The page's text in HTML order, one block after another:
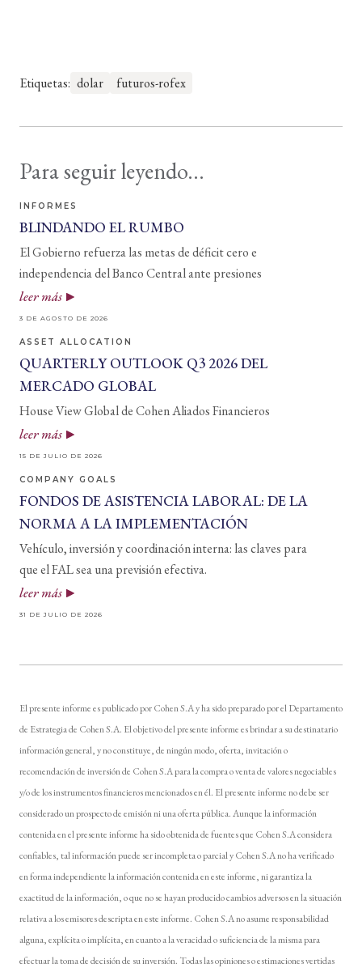
Etiquetas: dolar futuros-rofex
Para seguir leyendo...
INFORMES
BLINDANDO EL RUMBO
El Gobierno refuerza las metas de déficit cero e
independencia del Banco Central ante presiones
leer más
3 DE AGOSTO DE 2026
ASSET ALLOCATION
QUARTERLY OUTLOOK Q3 2026 DEL
MERCADO GLOBAL
House View Global de Cohen Aliados Financieros
leer más
15 DE JULIO DE 2026
COMPANY GOALS
FONDOS DE ASISTENCIA LABORAL: DE LA
NORMA A LA IMPLEMENTACIÓN
Vehículo, inversión y coordinación interna: las claves para
que el FAL sea una previsión efectiva.
leer más
31 DE JULIO DE 2026
El presente informe es publicado por Cohen S.A y ha sido preparado por el Departamento
de Estrategia de Cohen S.A. El objetivo del presente informe es brindar a su destinatario
información general, y no constituye, de ningún modo, oferta, invitación o
recomendación de inversión de Cohen S.A para la compra o venta de valores negociables
y/o de los instrumentos financieros mencionados en él. El presente informe no debe ser
considerado un prospecto de emisión ni una oferta pública. Aunque la información
contenida en el presente informe ha sido obtenida de fuentes que Cohen S.A considera
confiables, tal información puede ser incompleta o parcial y Cohen S.A no ha verificado
en forma independiente la información contenida en este informe, ni garantiza la
exactitud de la información, o que no se hayan producido cambios adversos en la situación
relativa a los emisores descripta en este informe. Cohen S.A no asume responsabilidad
alguna, explícita o implícita, en cuanto a la veracidad o suficiencia de la misma para
efectuar la toma de decisión de su inversión. Todas las opiniones o estimaciones vertidas